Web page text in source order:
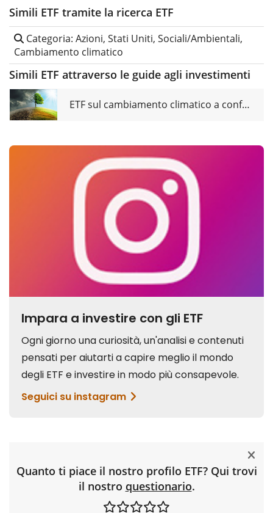
Simili ETF tramite la ricerca ETF
Categoria: Azioni, Stati Uniti, Sociali/Ambientali,
Cambiamento climatico
Simili ETF attraverso le guide agli investimenti
ETF sul cambiamento climatico a confronto
Quanto ti piace il nostro profilo ETF? Qui trovi
il nostro questionario.